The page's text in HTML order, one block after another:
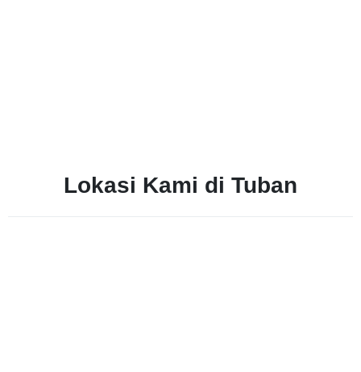
Lokasi Kami di Tuban